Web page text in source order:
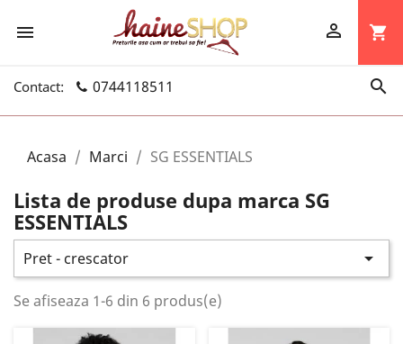
 shopping_cart

Contact: 0744118511 
Acasa Marci SG ESSENTIALS
Lista de produse dupa marca SG
ESSENTIALS
Pret - crescator 
Se afiseaza 1-6 din 6 produs(e)